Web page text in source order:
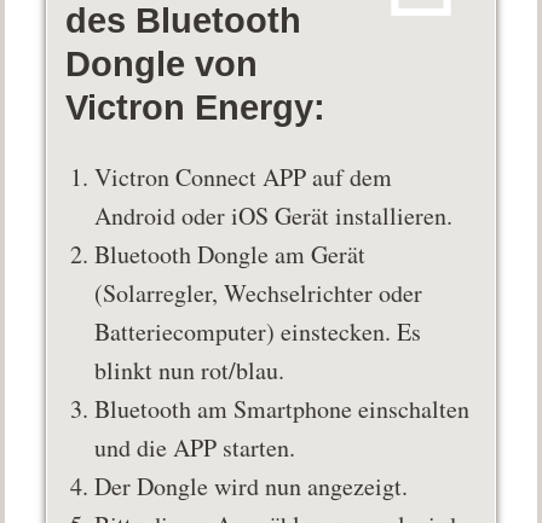
des Bluetooth
Dongle von
Victron Energy:
Victron Connect APP auf dem
Android oder iOS Gerät installieren.
Bluetooth Dongle am Gerät
(Solarregler, Wechselrichter oder
Batteriecomputer) einstecken. Es
blinkt nun rot/blau.
Bluetooth am Smartphone einschalten
und die APP starten.
Der Dongle wird nun angezeigt.